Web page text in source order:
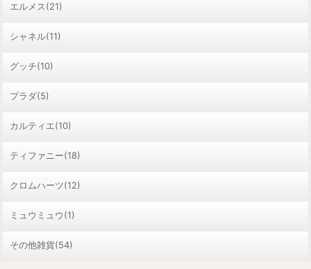
エルメス(21)
シャネル(11)
グッチ(10)
プラダ(5)
カルティエ(10)
ティファニー(18)
クロムハーツ(12)
ミュウミュウ(1)
その他雑貨(54)